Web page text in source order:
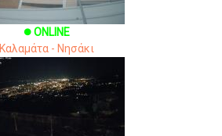
brightness_1 ONLINE
Καλαμάτα - Νησάκι